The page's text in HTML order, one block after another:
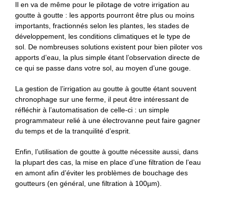
Il en va de même pour le pilotage de votre irrigation au
goutte à goutte : les apports pourront être plus ou moins
importants, fractionnés selon les plantes, les stades de
développement, les conditions climatiques et le type de
sol. De nombreuses solutions existent pour bien piloter vos
apports d’eau, la plus simple étant l’observation directe de
ce qui se passe dans votre sol, au moyen d’une gouge.
La gestion de l’irrigation au goutte à goutte étant souvent
chronophage sur une ferme, il peut être intéressant de
réfléchir à l’automatisation de celle-ci : un simple
programmateur relié à une électrovanne peut faire gagner
du temps et de la tranquilité d’esprit.
Enfin, l’utilisation de goutte à goutte nécessite aussi, dans
la plupart des cas, la mise en place d’une filtration de l’eau
en amont afin d’éviter les problèmes de bouchage des
goutteurs (en général, une filtration à 100µm).